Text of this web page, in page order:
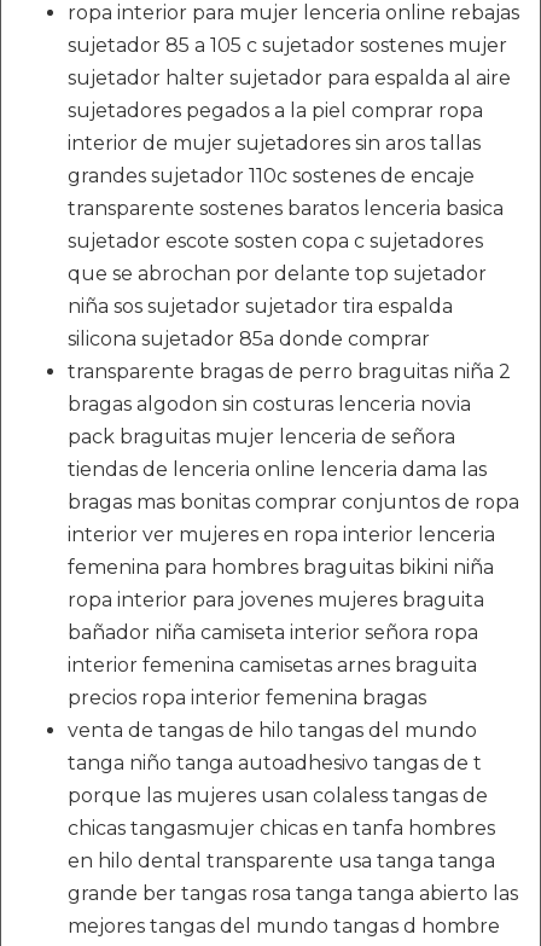
ropa interior para mujer lenceria online rebajas
sujetador 85 a 105 c sujetador sostenes mujer
sujetador halter sujetador para espalda al aire
sujetadores pegados a la piel comprar ropa
interior de mujer sujetadores sin aros tallas
grandes sujetador 110c sostenes de encaje
transparente sostenes baratos lenceria basica
sujetador escote sosten copa c sujetadores
que se abrochan por delante top sujetador
niña sos sujetador sujetador tira espalda
silicona sujetador 85a donde comprar
transparente bragas de perro braguitas niña 2
bragas algodon sin costuras lenceria novia
pack braguitas mujer lenceria de señora
tiendas de lenceria online lenceria dama las
bragas mas bonitas comprar conjuntos de ropa
interior ver mujeres en ropa interior lenceria
femenina para hombres braguitas bikini niña
ropa interior para jovenes mujeres braguita
bañador niña camiseta interior señora ropa
interior femenina camisetas arnes braguita
precios ropa interior femenina bragas
venta de tangas de hilo tangas del mundo
tanga niño tanga autoadhesivo tangas de t
porque las mujeres usan colaless tangas de
chicas tangasmujer chicas en tanfa hombres
en hilo dental transparente usa tanga tanga
grande ber tangas rosa tanga tanga abierto las
mejores tangas del mundo tangas d hombre